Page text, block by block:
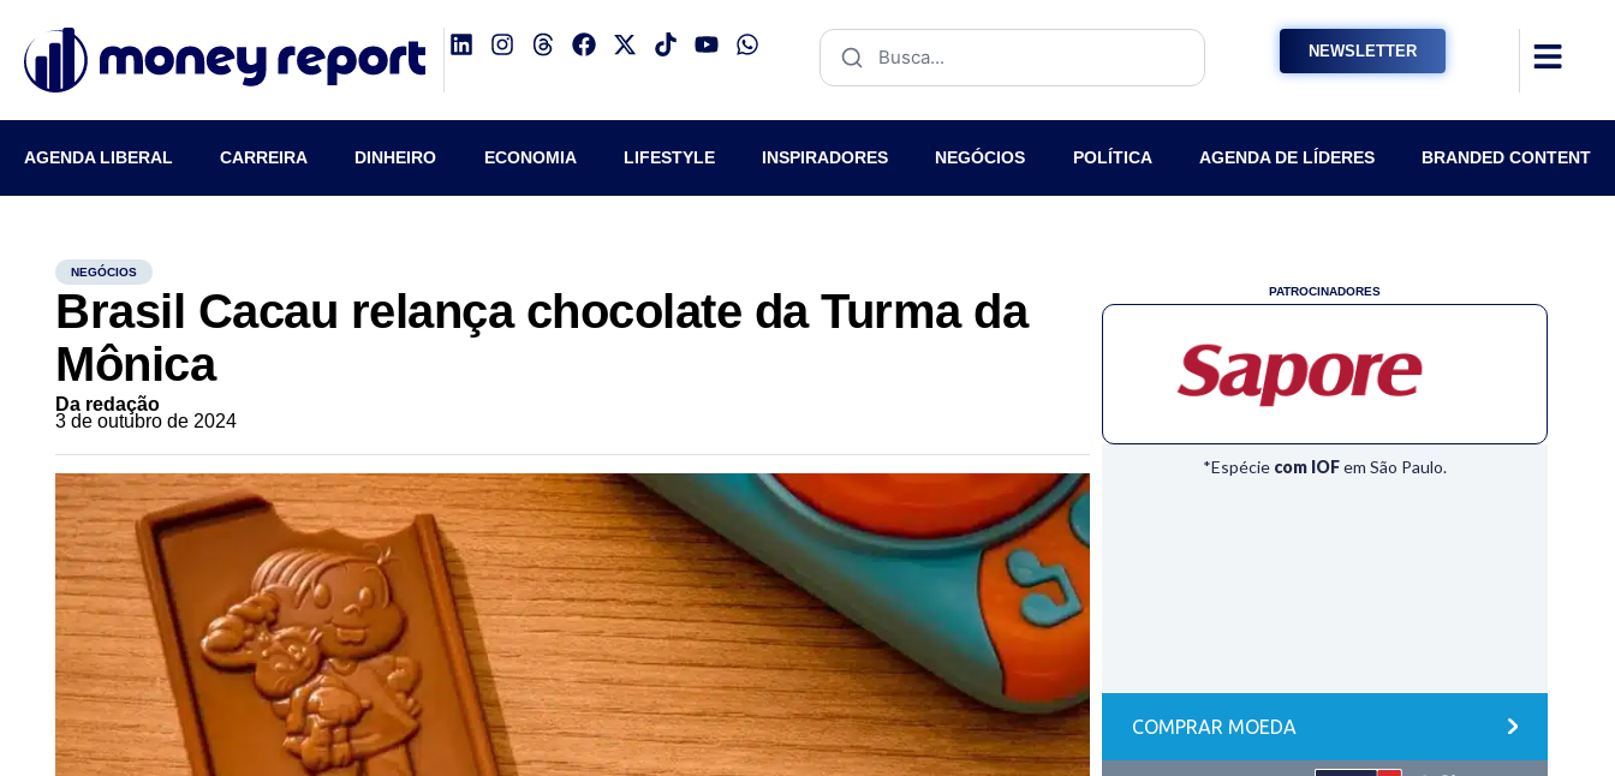
NEWSLETTER
AGENDA LIBERAL CARREIRA DINHEIRO ECONOMIA LIFESTYLE INSPIRADORES NEGÓCIOS POLÍTICA AGENDA DE LÍDERES BRANDED CONTENT
NEGÓCIOS
Brasil Cacau relança chocolate da Turma da
Mônica
Da redação
3 de outubro de 2024
PATROCINADORES